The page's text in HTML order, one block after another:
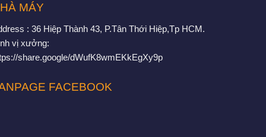
MÁY
: 36 Hiệp Thành 43, P.Tân Thới Hiệp,Tp HCM.
vị xưởng:
share.google/dWufK8wmEKkEgXy9p
FACEBOOK